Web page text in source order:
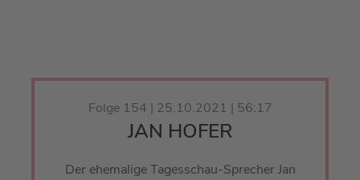
Folge 154 | 25.10.2021 | 56:17
JAN HOFER
Der ehemalige Tagesschau-Sprecher Jan